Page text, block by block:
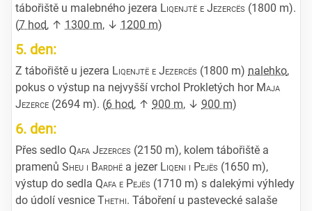
tábořiště u malebného jezera Liqenjtë e Jezercës (1800 m).
(7 hod, ↑ 1300 m, ↓ 1200 m)
5. den:
Z tábořiště u jezera Liqenjtë e Jezercës (1800 m) nalehko,
pokus o výstup na nejvyšší vrchol Prokletých hor Maja
Jezerce (2694 m). (6 hod, ↑ 900 m, ↓ 900 m)
6. den:
Přes sedlo Qafa Jezerces (2150 m), kolem tábořiště a
pramenů Sheu i Bardhë a jezer Liqeni i Pejës (1650 m),
výstup do sedla Qafa e Pejës (1710 m) s dalekými výhledy
do údolí vesnice Thethi. Táboření u pastevecké salaše